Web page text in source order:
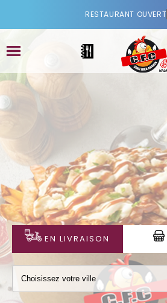
RESTAURANT OUVERT
LA CARTE
VOTRE COMPTE
NOTRE RESTAURANT
VOS AVIS
MENTIONS LÉGALES
C.G.V
EN LIVRAISON